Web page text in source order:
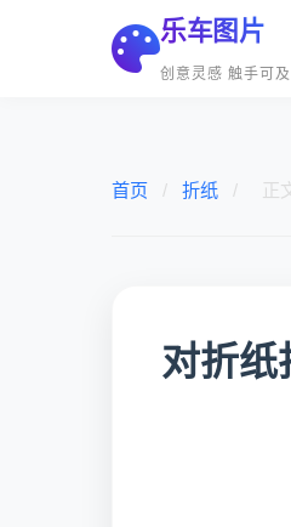
乐车图片
创意灵感 触手可及
首页 / 折纸 / 正
对折纸